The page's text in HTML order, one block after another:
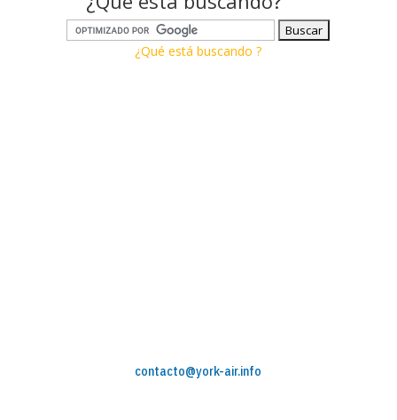
¿Qué está buscando ?
contacto@york-air.info